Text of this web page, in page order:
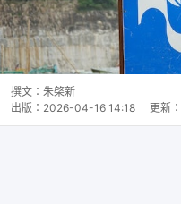
撰文： 朱棨新
出版： 2026-04-16 14:18 更新：